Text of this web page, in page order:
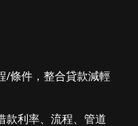
/條件，整合貸款減輕
款利率、流程、管道